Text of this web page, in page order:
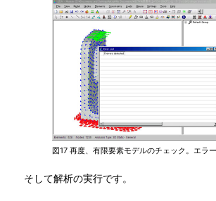
図17 再度、有限要素モデルのチェック。エラー
そして解析の実行です。